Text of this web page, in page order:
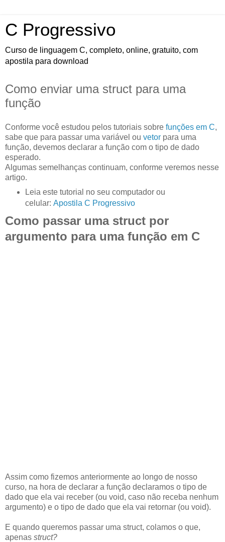
C Progressivo
Curso de linguagem C, completo, online, gratuito, com
apostila para download
Como enviar uma struct para uma
função
Conforme você estudou pelos tutoriais sobre funções em C,
sabe que para passar uma variável ou vetor para uma
função, devemos declarar a função com o tipo de dado
esperado.
Algumas semelhanças continuam, conforme veremos nesse
artigo.
Leia este tutorial no seu computador ou
celular: Apostila C Progressivo
Como passar uma struct por
argumento para uma função em C
Assim como fizemos anteriormente ao longo de nosso
curso, na hora de declarar a função declaramos o tipo de
dado que ela vai receber (ou void, caso não receba nenhum
argumento) e o tipo de dado que ela vai retornar (ou void).
E quando queremos passar uma struct, colamos o que,
apenas struct?